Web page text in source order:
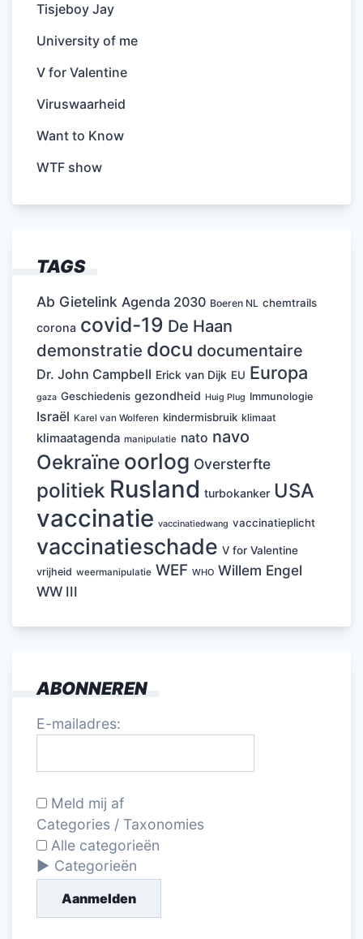
Tisjeboy Jay
University of me
V for Valentine
Viruswaarheid
Want to Know
WTF show
TAGS
Ab Gietelink Agenda 2030 Boeren NL chemtrails
corona covid-19 De Haan
demonstratie docu documentaire
Dr. John Campbell Erick van Dijk EU Europa
gaza Geschiedenis gezondheid Huig Plug Immunologie
Israël Karel van Wolferen kindermisbruik klimaat
klimaatagenda manipulatie nato navo
Oekraïne oorlog Oversterfte
politiek Rusland turbokanker USA
vaccinatie vaccinatiedwang vaccinatieplicht
vaccinatieschade V for Valentine
vrijheid weermanipulatie WEF WHO Willem Engel
WW III
ABONNEREN
E-mailadres:
Meld mij af
Categories / Taxonomies
Alle categorieën
Categorieën
Aanmelden